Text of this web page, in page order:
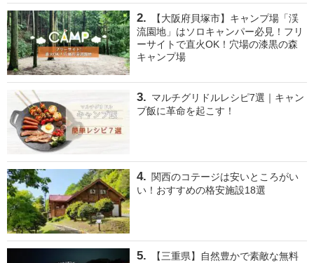
【大阪府貝塚市】キャンプ場「渓
流園地」はソロキャンパー必見！フリ
ーサイトで直火OK！穴場の漆黒の森
キャンプ場
マルチグリドルレシピ7選｜キャン
プ飯に革命を起こす！
関西のコテージは安いところがい
い！おすすめの格安施設18選
【三重県】自然豊かで素敵な無料